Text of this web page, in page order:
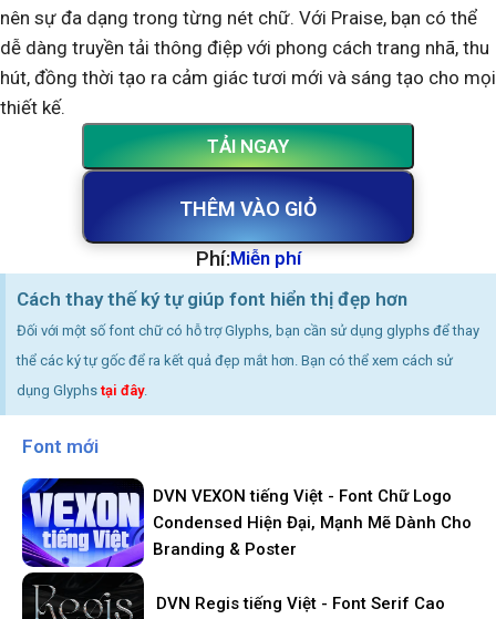
nên sự đa dạng trong từng nét chữ. Với Praise, bạn có thể
dễ dàng truyền tải thông điệp với phong cách trang nhã, thu
hút, đồng thời tạo ra cảm giác tươi mới và sáng tạo cho mọi
thiết kế.
THÊM VÀO GIỎ
TẢI NGAY
Phí:Miễn phí
Cách thay thế ký tự giúp font hiển thị đẹp hơn
Đối với một số font chữ có hỗ trợ Glyphs, bạn cần sử dụng glyphs để thay
thể các ký tự gốc để ra kết quả đẹp mắt hơn. Bạn có thể xem cách sử
dụng Glyphs tại đây.
Font mới
DVN VEXON tiếng Việt - Font Chữ Logo
Condensed Hiện Đại, Mạnh Mẽ Dành Cho
Branding & Poster
DVN Regis tiếng Việt - Font Serif Cao